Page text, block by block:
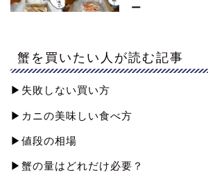
ー
蟹を買いたい人が読む記事
▶︎失敗しない買い方
▶︎カニの美味しい食べ方
▶︎値段の相場
▶︎蟹の量はどれだけ必要？